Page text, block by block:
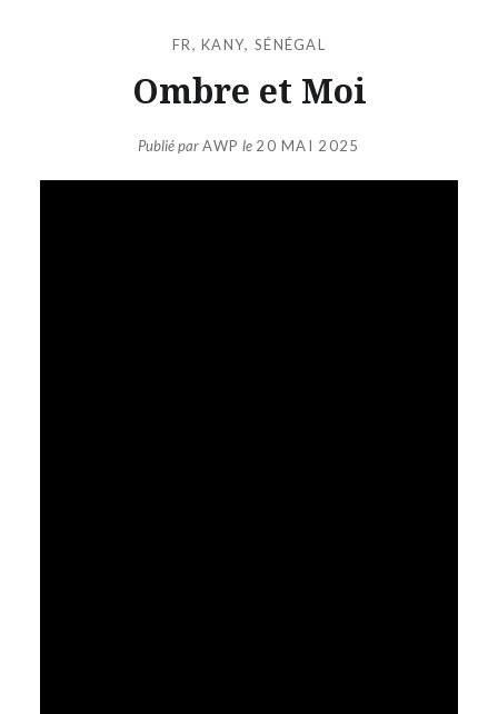
FR,KANY, SÉNÉGAL
Ombre et Moi
Publié parAWP le 20 MAI 2025